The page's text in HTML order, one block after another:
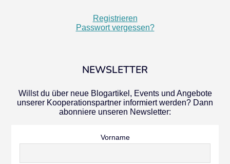
Registrieren
Passwort vergessen?
NEWSLETTER
Willst du über neue Blogartikel, Events und Angebote
unserer Kooperationspartner informiert werden? Dann
abonniere unseren Newsletter:
Vorname